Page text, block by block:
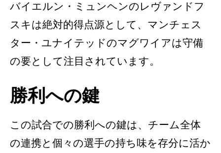
バイエルン・ミュンヘンのレヴァンドフ
スキは絶対的得点源として、マンチェス
ター・ユナイテッドのマグワイアは守備
の要として注目されています。
勝利への鍵
この試合での勝利への鍵は、チーム全体
の連携と個々の選手の持ち味を存分に活か